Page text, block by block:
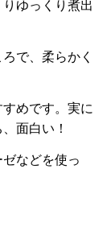
ゆっくり煮出
で、柔らかく
めです。実に
面白い！
などを使っ